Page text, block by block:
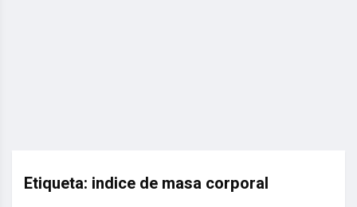
Etiqueta: indice de masa corporal